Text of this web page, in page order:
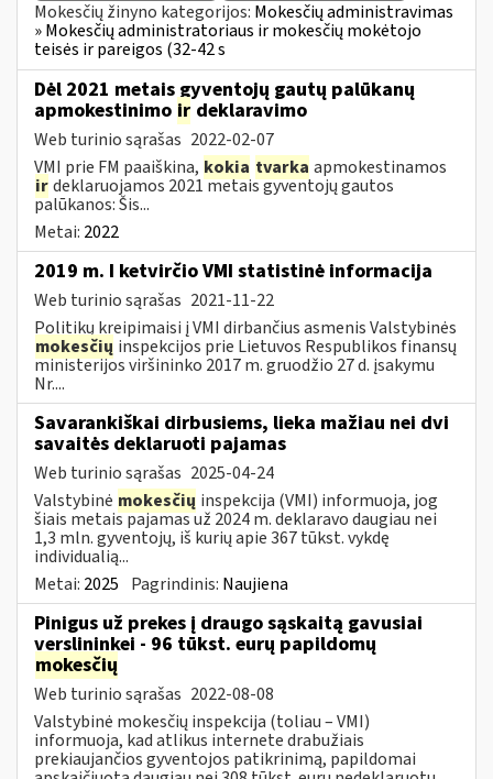
Mokesčių žinyno kategorijos: Mokesčių administravimas
» Mokesčių administratoriaus ir mokesčių mokėtojo
teisės ir pareigos (32-42 s
Dėl 2021 metais gyventojų gautų palūkanų
apmokestinimo ir deklaravimo
Web turinio sąrašas 2022-02-07
VMI prie FM paaiškina, kokia tvarka apmokestinamos
irdeklaruojamos 2021 metais gyventojų gautos
palūkanos: Šis...
Metai: 2022
2019 m. I ketvirčio VMI statistinė informacija
Web turinio sąrašas 2021-11-22
Politikų kreipimaisi į VMI dirbančius asmenis Valstybinės
mokesčių inspekcijos prie Lietuvos Respublikos finansų
ministerijos viršininko 2017 m. gruodžio 27 d. įsakymu
Nr....
Savarankiškai dirbusiems, lieka mažiau nei dvi
savaitės deklaruoti pajamas
Web turinio sąrašas 2025-04-24
Valstybinė mokesčių inspekcija (VMI) informuoja, jog
šiais metais pajamas už 2024 m. deklaravo daugiau nei
1,3 mln. gyventojų, iš kurių apie 367 tūkst. vykdę
individualią...
Metai: 2025 Pagrindinis: Naujiena
Pinigus už prekes į draugo sąskaitą gavusiai
verslininkei - 96 tūkst. eurų papildomų
mokesčių
Web turinio sąrašas 2022-08-08
Valstybinė mokesčių inspekcija (toliau – VMI)
informuoja, kad atlikus internete drabužiais
prekiaujančios gyventojos patikrinimą, papildomai